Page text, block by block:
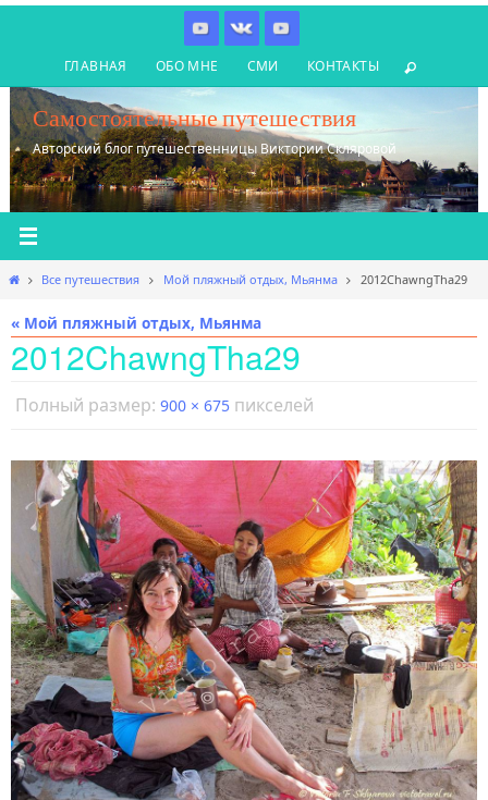
содержимому
ГЛАВНАЯ ОБО МНЕ СМИ КОНТАКТЫ
Самостоятельные путешествия
Авторский блог путешественницы Виктории Скляровой
Главная
Все путешествия Мой пляжный отдых, Мьянма 2012ChawngTha29
« Мой пляжный отдых, Мьянма
2012ChawngTha29
Полный размер: 900 × 675 пикселей